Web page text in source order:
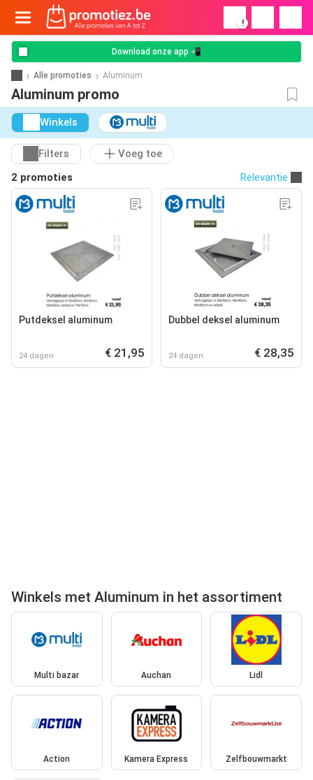
!
Download onze app 📲
Alle promoties Aluminum
Aluminum promo
Winkels
Filters
Voeg toe
2 promoties
Relevantie
Putdeksel aluminum
24 dagen € 21,95
Dubbel deksel aluminum
24 dagen € 28,35
Winkels met Aluminum in het assortiment
Multi bazar Auchan Lidl
Action Kamera Express Zelfbouwmarkt